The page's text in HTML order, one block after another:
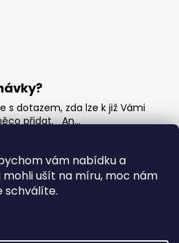
vám nabídku a
ušít na míru, moc nám
schválíte.
s dotazem, zda lze k již Vámi
přidat. An...
overal na jaro?
od Vás teď dostáváme je, jak
nadcházející jarní...
mezi nimi rozdíly
kouskem. Snadno se
přebalování je hračka. ...